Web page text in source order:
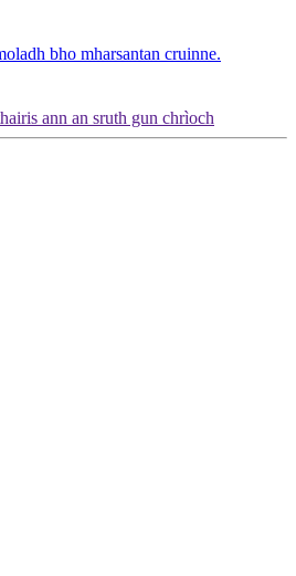
bho mharsantan cruinne.
ann an sruth gun chrìoch